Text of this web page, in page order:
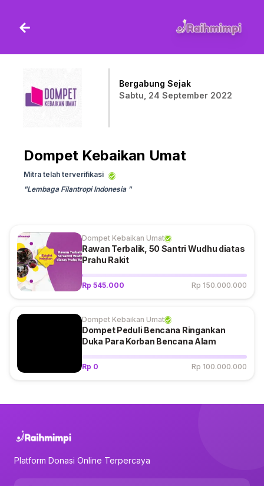
Bergabung Sejak
Sabtu, 24 September 2022
Dompet Kebaikan Umat
Mitra telah terverifikasi
"Lembaga Filantropi Indonesia "
Dompet Kebaikan Umat
Rawan Terbalik, 50 Santri Wudhu diatas
Prahu Rakit
Rp 545.000 Rp 150.000.000
Dompet Kebaikan Umat
Dompet Peduli Bencana Ringankan
Duka Para Korban Bencana Alam
Rp 0 Rp 100.000.000
Platform Donasi Online Terpercaya